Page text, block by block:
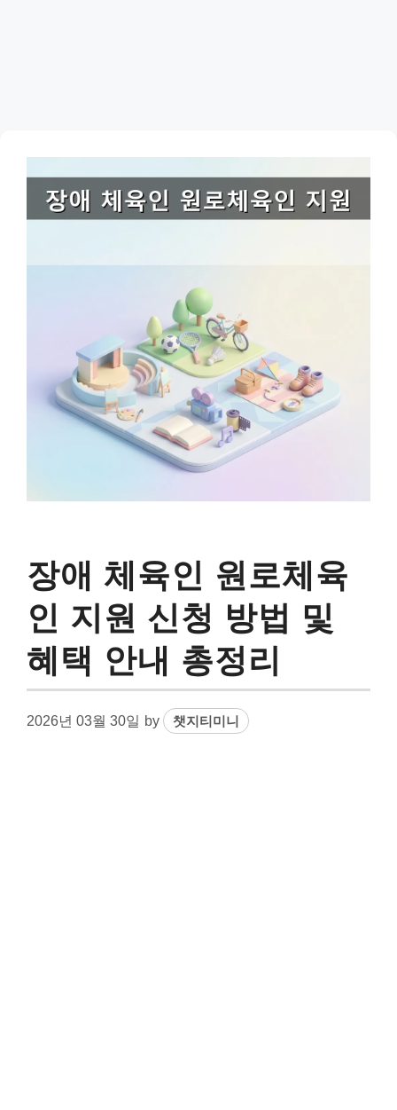
장애 체육인 원로체육
인 지원 신청 방법 및
혜택 안내 총정리
2026년 03월 30일 by 챗지티미니